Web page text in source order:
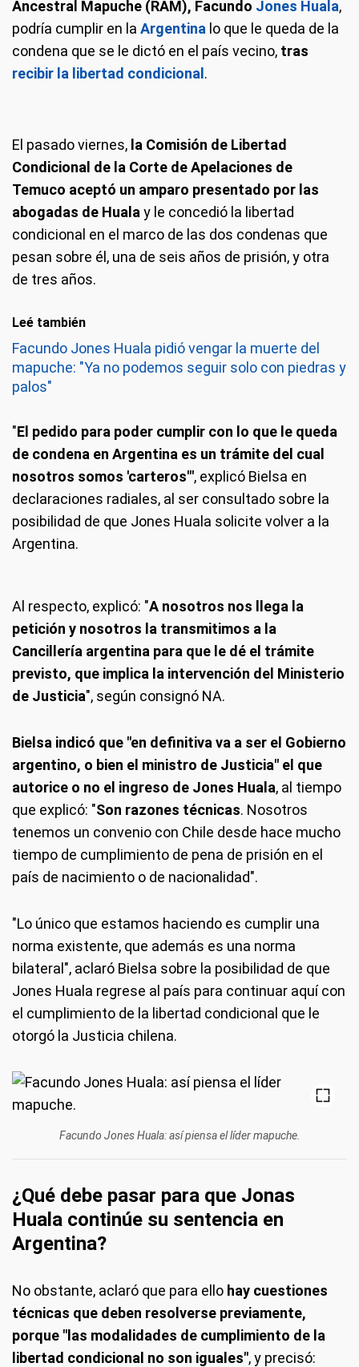
Ancestral Mapuche (RAM), Facundo Jones Huala,
podría cumplir en la Argentina lo que le queda de la
condena que se le dictó en el país vecino, tras
recibir la libertad condicional .
El pasado viernes, la Comisión de Libertad
Condicional de la Corte de Apelaciones de
Temuco aceptó un amparo presentado por las
abogadas de Huala y le concedió la libertad
condicional en el marco de las dos condenas que
pesan sobre él, una de seis años de prisión, y otra
de tres años.
Leé también
Facundo Jones Huala pidió vengar la muerte del
mapuche: "Ya no podemos seguir solo con piedras y
palos"
"El pedido para poder cumplir con lo que le queda
de condena en Argentina es un trámite del cual
nosotros somos 'carteros'", explicó Bielsa en
declaraciones radiales, al ser consultado sobre la
posibilidad de que Jones Huala solicite volver a la
Argentina.
Al respecto, explicó: "A nosotros nos llega la
petición y nosotros la transmitimos a la
Cancillería argentina para que le dé el trámite
previsto, que implica la intervención del Ministerio
de Justicia", según consignó NA.
Bielsa indicó que "en definitiva va a ser el Gobierno
argentino, o bien el ministro de Justicia" el que
autorice o no el ingreso de Jones Huala, al tiempo
que explicó: "Son razones técnicas. Nosotros
tenemos un convenio con Chile desde hace mucho
tiempo de cumplimiento de pena de prisión en el
país de nacimiento o de nacionalidad".
"Lo único que estamos haciendo es cumplir una
norma existente, que además es una norma
bilateral", aclaró Bielsa sobre la posibilidad de que
Jones Huala regrese al país para continuar aquí con
el cumplimiento de la libertad condicional que le
otorgó la Justicia chilena.
Facundo Jones Huala: así piensa el líder mapuche.
¿Qué debe pasar para que Jonas
Huala continúe su sentencia en
Argentina?
No obstante, aclaró que para ello hay cuestiones
técnicas que deben resolverse previamente,
porque "las modalidades de cumplimiento de la
libertad condicional no son iguales", y precisó: